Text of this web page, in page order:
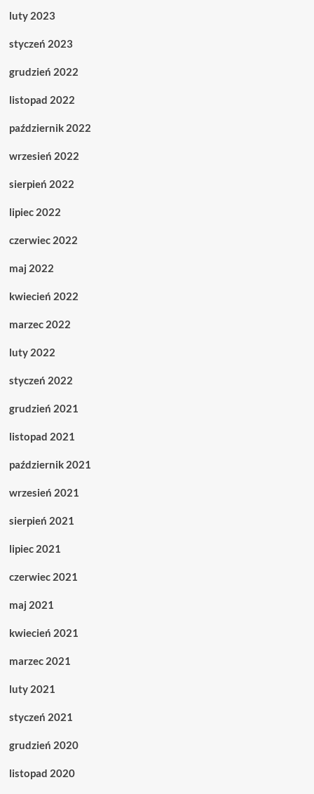
luty 2023
styczeń 2023
grudzień 2022
listopad 2022
październik 2022
wrzesień 2022
sierpień 2022
lipiec 2022
czerwiec 2022
maj 2022
kwiecień 2022
marzec 2022
luty 2022
styczeń 2022
grudzień 2021
listopad 2021
październik 2021
wrzesień 2021
sierpień 2021
lipiec 2021
czerwiec 2021
maj 2021
kwiecień 2021
marzec 2021
luty 2021
styczeń 2021
grudzień 2020
listopad 2020